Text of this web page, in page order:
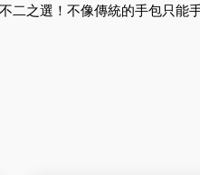
二之選！不像傳統的手包只能